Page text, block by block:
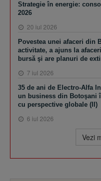
Strategie în energie:
2026
20 iul 2026
Povestea unei afaceri din
activitate, a ajuns la
bursă şi are planuri de
7 iul 2026
35 de ani de Electro-Alfa
un business din Botoşani
cu perspective globale (II)
6 iul 2026
Vezi